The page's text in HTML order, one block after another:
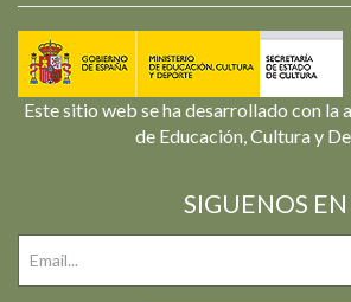
Este sitio web se ha desarrollado con la
de Educación, Cultura y
SIGUENOS EN